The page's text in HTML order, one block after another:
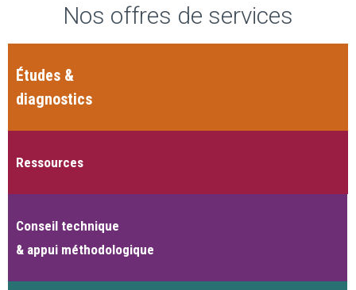
Nos offres de services
Études &
diagnostics
Ressources
Conseil technique
& appui méthodologique